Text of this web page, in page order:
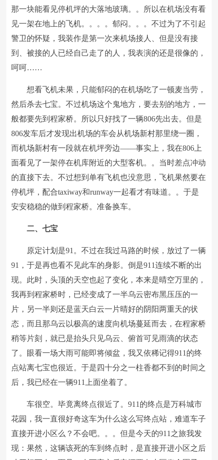
那一块能看见停机坪的大落地玻璃。。所以在机场没有看
见一架在地上的飞机。。。。郁闷。。。不过为了不引起
警卫的怀疑，我装作是第一次来机场接人、但是没有接
到、被接的人已经自己走了的人，我表演的还是很像的，
呵呵……
想看飞机未果，只能郁闷的在机场吃了一顿麦当劳，
然后杀去七宝。不过机场这个鬼地方，要去别的地方，一
般都要先到程家桥。所以只好找了一辆806先出去。但是
806发车后才发现出机场的车会从机场新村那里绕一圈，
而机场新村有一段就在机坪旁边——事实上，我在806上
面看见了一架停在机库附近的大型客机。。当时差点冲动
的直接下去。不过想到单有飞机也没意思，飞机果然要在
停机坪，配合taxiway和runway一起看才有味道。。于是
安安稳稳的做到程家桥。准备换车。
二、七宝
原定计划是91。不过在我过马路的时候，放过了一辆
91，于是再也看不见此车的身影。倒是911连续不断的出
现。此时，头顶的天空也起了变化，本来是晴空万里的，
我再到程家桥时，已经变成了一半乌云密布黑压压的一
片，另一半则还是蓝天白云一片晴好的阴阳两重天的状
态，而且那乌云以极高的速度向机场蔓延而去，在程家桥
稍等片刻，就已是抬头只见乌云、俯首可见雨滴的状态
了。眼看一场大雨可能即将倾盆，我又依稀记得911的终
点站离七宝也很近。于是四十分之一柱香都不到的时间之
后，我已经在一辆911上面坐着了。
车很空。毕竟离终点很近了。911的终点是万科城市
花园，我一直很好奇这车为什么这么写终点站，难道车子
直接开进小区么？不会吧。。。但是今天的911之旅我发
现：果然，这辆该死的车到终点时，是直接开进小区之后